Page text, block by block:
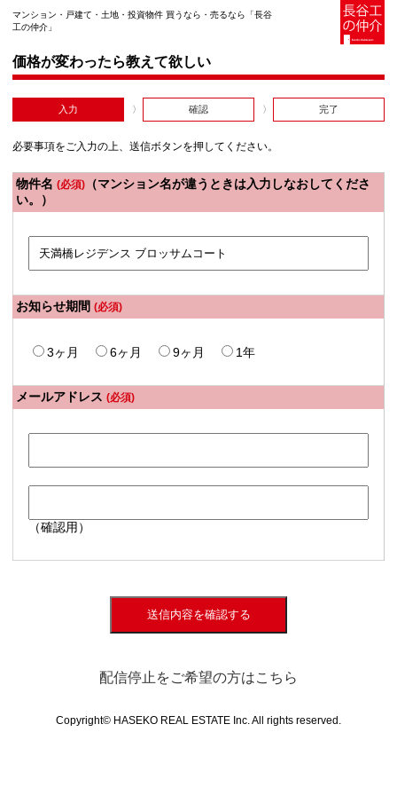
マンション・戸建て・土地・投資物件 買うなら・売るなら「長谷
工の仲介」
価格が変わったら教えて欲しい
入力 確認 完了
必要事項をご入力の上、送信ボタンを押してください。
物件名 (必須) （マンション名が違うときは入力しなおしてくださ
い。）
お知らせ期間 (必須)
3ヶ月 6ヶ月 9ヶ月 1年
メールアドレス (必須)
（確認用）
送信内容を確認する
配信停止をご希望の方はこちら
Copyright© HASEKO REAL ESTATE Inc. All rights reserved.